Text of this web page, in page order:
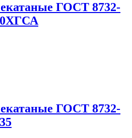
ГОСТ 8732-
ГОСТ 8732-